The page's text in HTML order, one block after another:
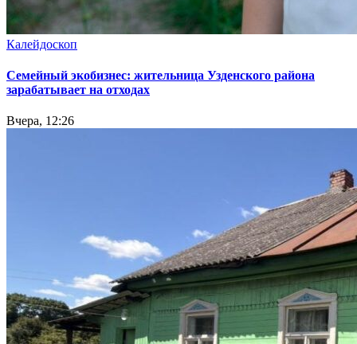
Калейдоскоп
Семейный экобизнес: жительница Узденского района
зарабатывает на отходах
Вчера, 12:26